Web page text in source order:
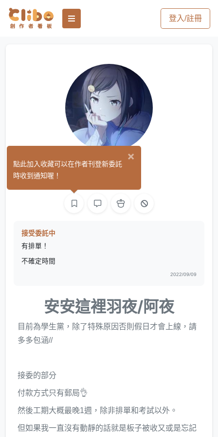
登入/註冊
糯米 (0)
接受委託中
有排單！
不確定時間
2022/09/09
安安這裡羽夜/阿夜
目前為學生黨，除了特殊原因否則假日才會上線，請
多多包涵//
接委的部分
付款方式只有郵局👌
然後工期大概最晚1週，除非排單和考試以外。
但如果我一直沒有動靜的話就是板子被收又或是忘記
×
點此加入收藏可以在作者刊登新委託
時收到通知喔！